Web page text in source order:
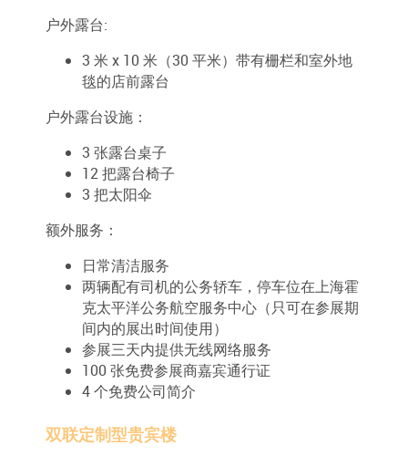
户外露台:
3 米 x 10 米（30 平米）带有栅栏和室外地
毯的店前露台
户外露台设施：
3 张露台桌子
12 把露台椅子
3 把太阳伞
额外服务：
日常清洁服务
两辆配有司机的公务轿车，停车位在上海霍
克太平洋公务航空服务中心（只可在参展期
间内的展出时间使用）
参展三天内提供无线网络服务
100 张免费参展商嘉宾通行证
4 个免费公司简介
双联定制型贵宾楼